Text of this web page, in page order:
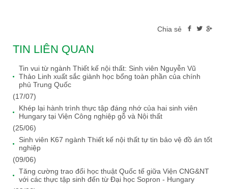
Chia sẻ
TIN LIÊN QUAN
Tin vui từ ngành Thiết kế nội thất: Sinh viên Nguyễn Vũ
Thảo Linh xuất sắc giành học bổng toàn phần của chính
phủ Trung Quốc
(17/07)
Khép lại hành trình thực tập đáng nhớ của hai sinh viên
Hungary tại Viện Công nghiệp gỗ và Nội thất
(25/06)
Sinh viên K67 ngành Thiết kế nội thất tự tin bảo vệ đồ án tốt
nghiệp
(09/06)
Tăng cường trao đổi học thuật Quốc tế giữa Viện CNG&NT
với các thực tập sinh đến từ Đại học Sopron - Hungary